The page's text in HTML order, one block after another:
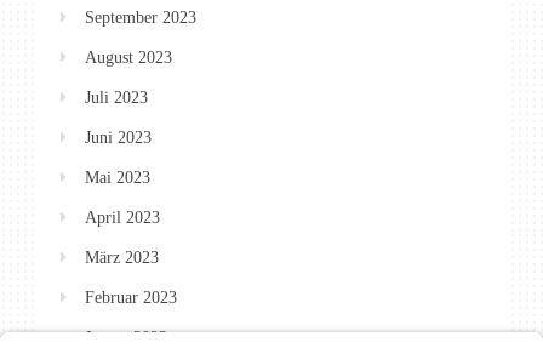
September 2023
August 2023
Juli 2023
Juni 2023
Mai 2023
April 2023
März 2023
Februar 2023
Januar 2023